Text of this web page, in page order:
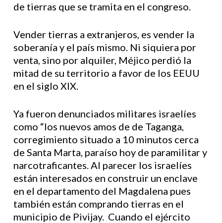
de tierras que se tramita en el congreso.
Vender tierras a extranjeros, es vender la
soberanía y el país mismo. Ni siquiera por
venta, sino por alquiler, Méjico perdió la
mitad de su territorio a favor de los EEUU
en el siglo XIX.
Ya fueron denunciados militares israelíes
como “los nuevos amos de de Taganga,
corregimiento situado a 10 minutos cerca
de Santa Marta, paraíso hoy de paramilitar y
narcotraficantes. Al parecer los israelíes
están interesados en construir un enclave
en el departamento del Magdalena pues
también están comprando tierras en el
municipio de Pivijay. Cuando el ejército